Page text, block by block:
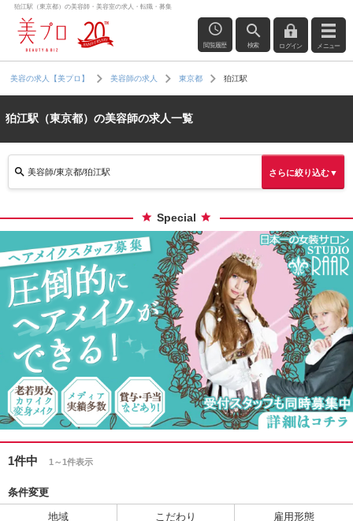
狛江駅（東京都）の美容師・美容室の求人・転職・募集
閲覧履歴 検索 ログイン メニュー
美容の求人【美プロ】 美容師の求人 東京都 狛江駅
狛江駅（東京都）の美容師の求人一覧
美容師/東京都/狛江駅 さらに絞り込む▼
Special
1件中 1～1件表示
条件変更
地域 こだわり 雇用形態